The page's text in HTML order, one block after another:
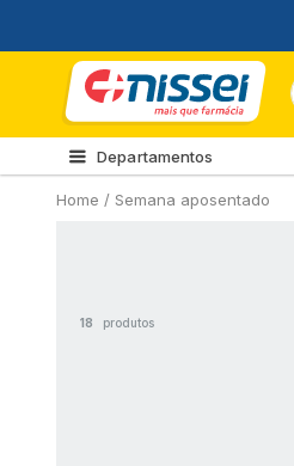
Departamentos
Home / Semana aposentado
18 produtos